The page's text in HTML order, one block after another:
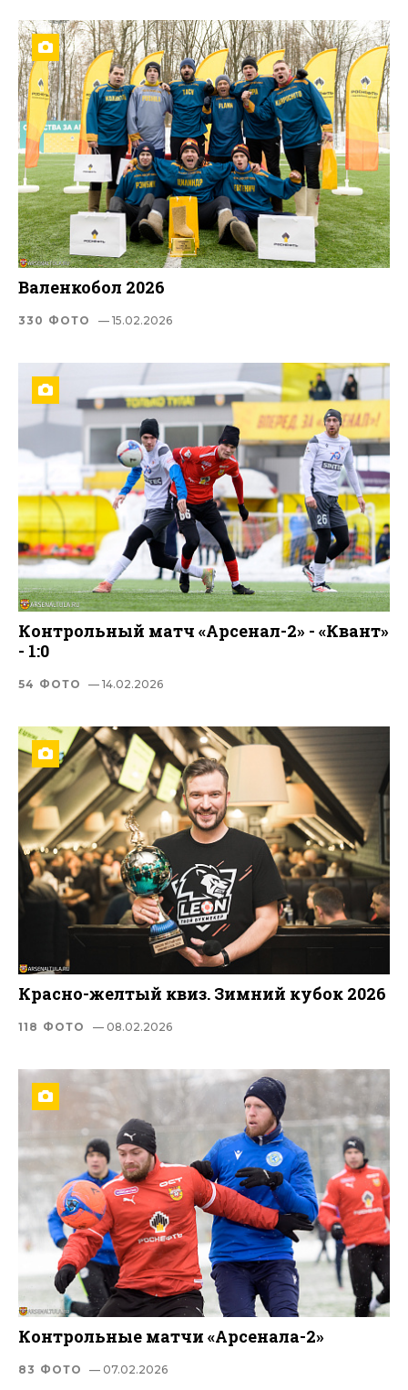
Валенкобол 2026
330 ФОТО — 15.02.2026
Контрольный матч «Арсенал-2» - «Квант»
- 1:0
54 ФОТО — 14.02.2026
Красно-желтый квиз. Зимний кубок 2026
118 ФОТО — 08.02.2026
Контрольные матчи «Арсенала-2»
83 ФОТО — 07.02.2026